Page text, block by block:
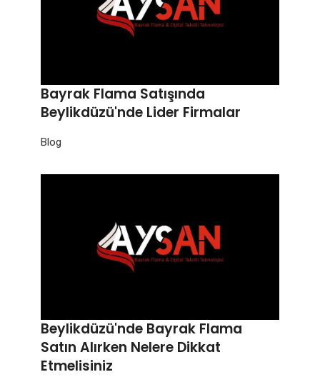
Bayrak Flama Satışında
Beylikdüzü'nde Lider Firmalar
Blog
Beylikdüzü'nde Bayrak Flama
Satın Alırken Nelere Dikkat
Etmelisiniz